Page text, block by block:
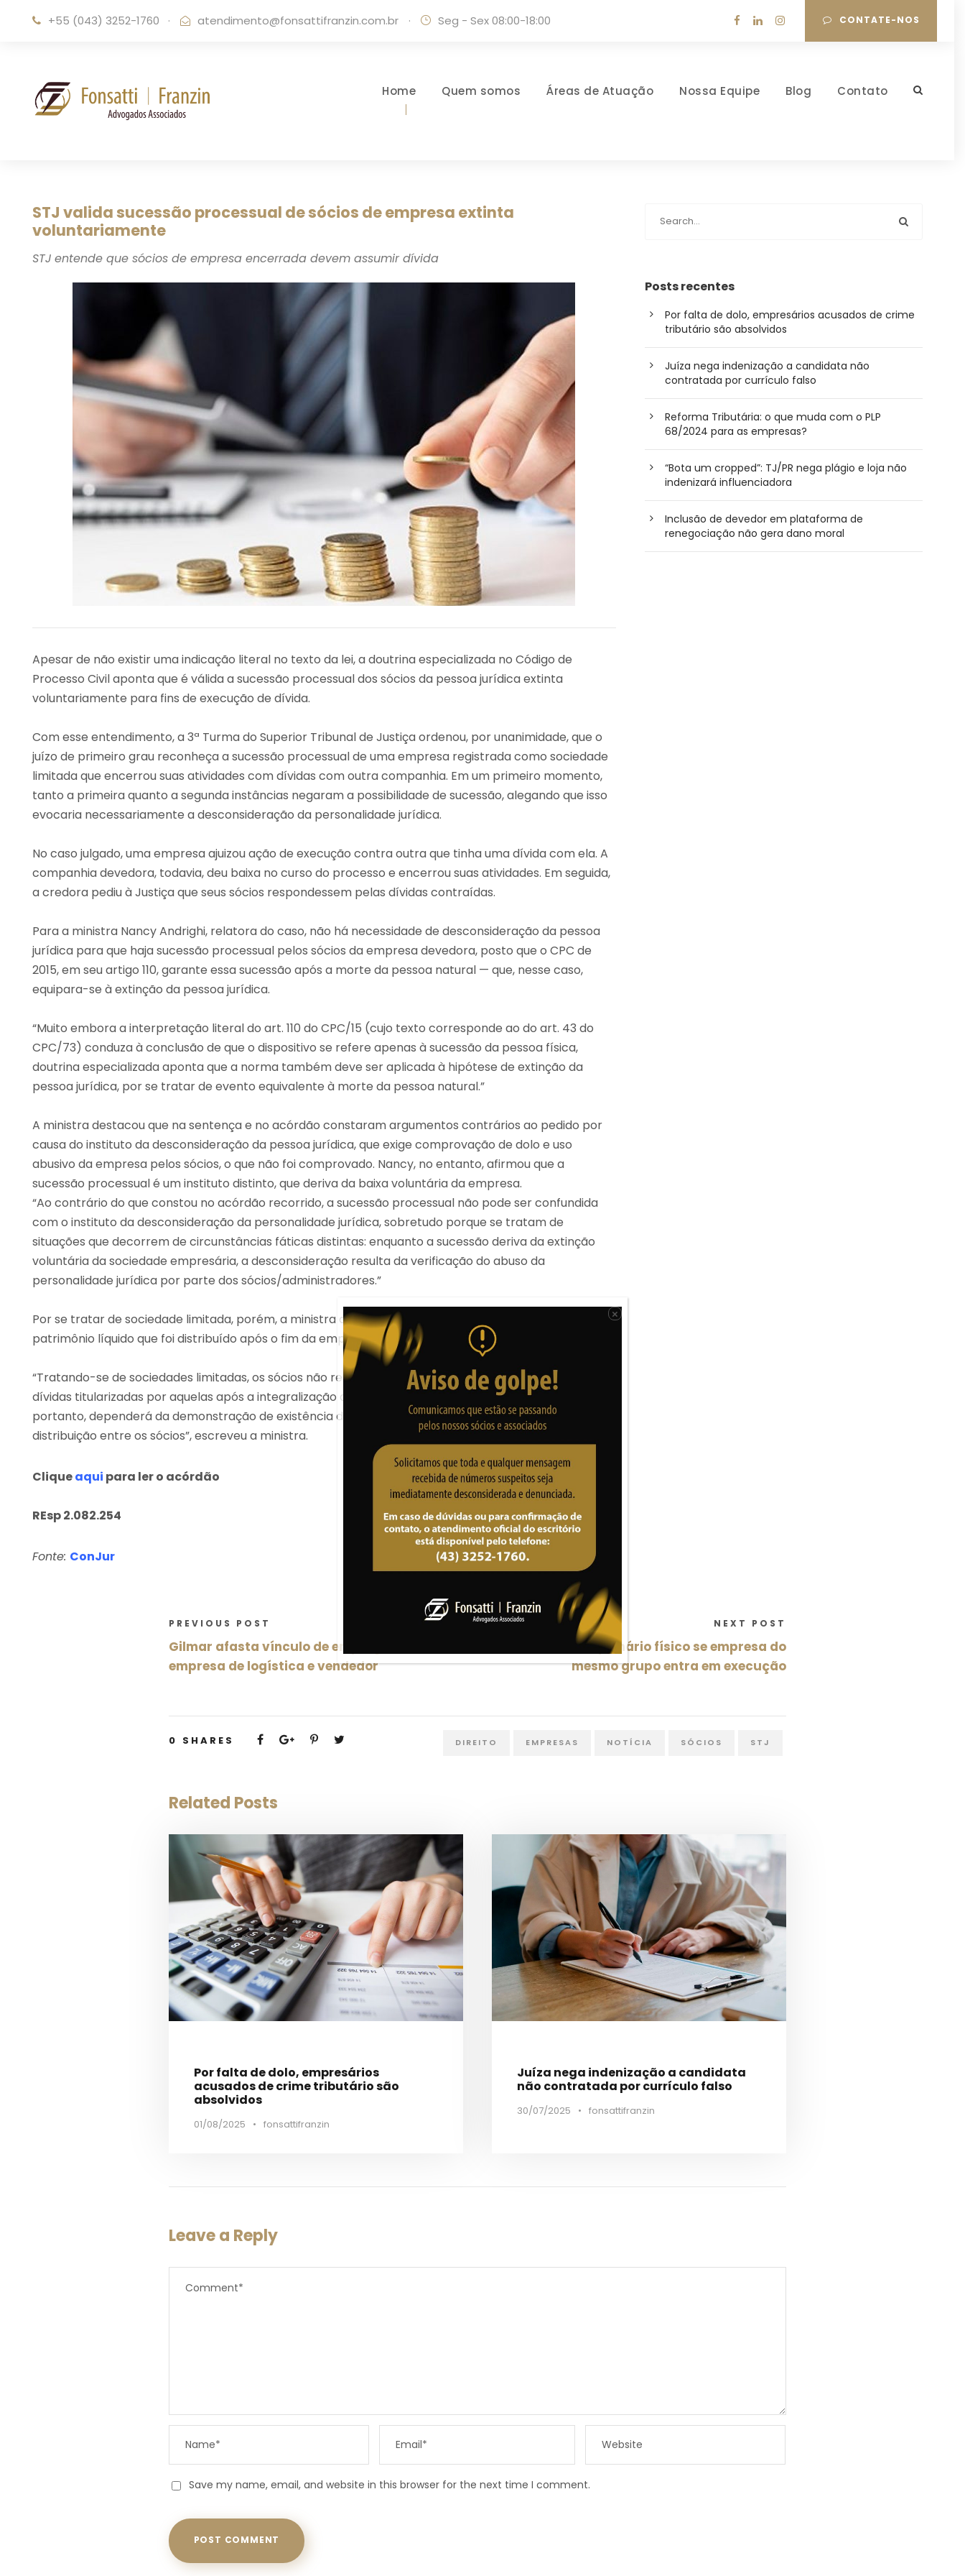
+55 (043) 3252-1760 · atendimento@fonsattifranzin.com.br · Seg - Sex 08:00-18:00 CONTATE-NOS
Home Quem somos Áreas de Atuação Nossa Equipe Blog Contato
STJ valida sucessão processual de sócios de empresa extinta
voluntariamente
STJ entende que sócios de empresa encerrada devem assumir dívida
Apesar de não existir uma indicação literal no texto da lei, a doutrina especializada no Código de
Processo Civil aponta que é válida a sucessão processual dos sócios da pessoa jurídica extinta
voluntariamente para fins de execução de dívida.
Com esse entendimento, a 3ª Turma do Superior Tribunal de Justiça ordenou, por unanimidade, que o
juízo de primeiro grau reconheça a sucessão processual de uma empresa registrada como sociedade
limitada que encerrou suas atividades com dívidas com outra companhia. Em um primeiro momento,
tanto a primeira quanto a segunda instâncias negaram a possibilidade de sucessão, alegando que isso
evocaria necessariamente a desconsideração da personalidade jurídica.
No caso julgado, uma empresa ajuizou ação de execução contra outra que tinha uma dívida com ela. A
companhia devedora, todavia, deu baixa no curso do processo e encerrou suas atividades. Em seguida,
a credora pediu à Justiça que seus sócios respondessem pelas dívidas contraídas.
Para a ministra Nancy Andrighi, relatora do caso, não há necessidade de desconsideração da pessoa
jurídica para que haja sucessão processual pelos sócios da empresa devedora, posto que o CPC de
2015, em seu artigo 110, garante essa sucessão após a morte da pessoa natural — que, nesse caso,
equipara-se à extinção da pessoa jurídica.
“Muito embora a interpretação literal do art. 110 do CPC/15 (cujo texto corresponde ao do art. 43 do
CPC/73) conduza à conclusão de que o dispositivo se refere apenas à sucessão da pessoa física,
doutrina especializada aponta que a norma também deve ser aplicada à hipótese de extinção da
pessoa jurídica, por se tratar de evento equivalente à morte da pessoa natural.”
A ministra destacou que na sentença e no acórdão constaram argumentos contrários ao pedido por
causa do instituto da desconsideração da pessoa jurídica, que exige comprovação de dolo e uso
abusivo da empresa pelos sócios, o que não foi comprovado. Nancy, no entanto, afirmou que a
sucessão processual é um instituto distinto, que deriva da baixa voluntária da empresa.
“Ao contrário do que constou no acórdão recorrido, a sucessão processual não pode ser confundida
com o instituto da desconsideração da personalidade jurídica, sobretudo porque se tratam de
situações que decorrem de circunstâncias fáticas distintas: enquanto a sucessão deriva da extinção
voluntária da sociedade empresária, a desconsideração resulta da verificação do abuso da
personalidade jurídica por parte dos sócios/administradores.”
Por se tratar de sociedade limitada, porém, a ministra decidiu que os sócios só devem responder com o
patrimônio líquido que foi distribuído após o fim da empresa, caso haja algum.
“Tratando-se de sociedades limitadas, os sócios não respondem com seu patrimônio pessoal pelas
dívidas titularizadas por aquelas após a integralização do capital social. A sucessão processual,
portanto, dependerá da demonstração de existência de patrimônio líquido positivo e de sua efetiva
distribuição entre os sócios”, escreveu a ministra.
Cliqueaqui para ler o acórdão
REsp 2.082.254
Fonte: ConJur
Posts recentes
Por falta de dolo, empresários acusados de crime
tributário são absolvidos
Juíza nega indenização a candidata não
contratada por currículo falso
Reforma Tributária: o que muda com o PLP
68/2024 para as empresas?
“Bota um cropped”: TJ/PR nega plágio e loja não
indenizará influenciadora
Inclusão de devedor em plataforma de
renegociação não gera dano moral
PREVIOUS POST
Gilmar afasta vínculo de emprego entre
empresa de logística e vendedor
NEXT POST
STF decidirá em plenário físico se empresa do
mesmo grupo entra em execução
0 SHARES DIREITO EMPRESAS NOTÍCIA SÓCIOS STJ
Related Posts
Por falta de dolo, empresários
acusados de crime tributário são
absolvidos
01/08/2025 • fonsattifranzin
Juíza nega indenização a candidata
não contratada por currículo falso
30/07/2025 • fonsattifranzin
Leave a Reply
Save my name, email, and website in this browser for the next time I comment.
×